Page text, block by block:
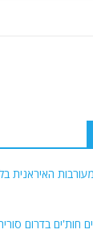
האיראנית
חות'ים בדרום